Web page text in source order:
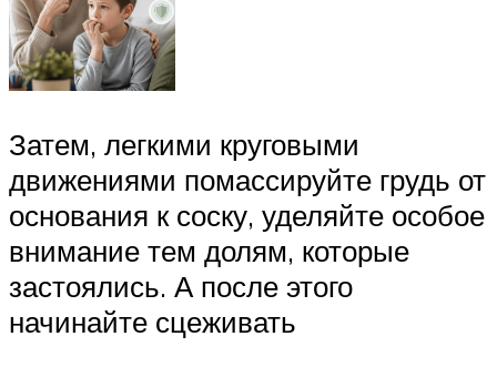
Затем, легкими круговыми
движениями помассируйте грудь от
основания к соску, уделяйте особое
внимание тем долям, которые
застоялись. А после этого
начинайте сцеживать